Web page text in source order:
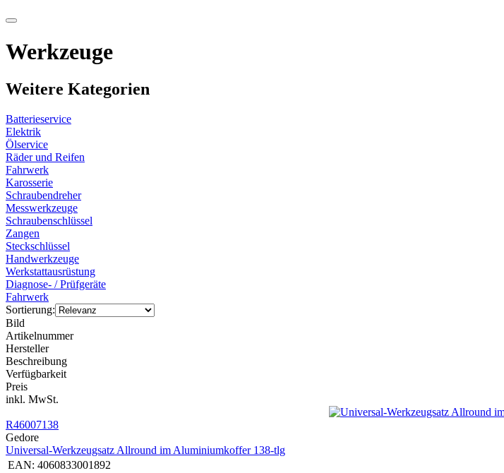
Werkzeuge
Weitere Kategorien
Batterieservice
Elektrik
Ölservice
Räder und Reifen
Fahrwerk
Karosserie
Schraubendreher
Messwerkzeuge
Schraubenschlüssel
Zangen
Steckschlüssel
Handwerkzeuge
Werkstattausrüstung
Diagnose- / Prüfgeräte
Fahrwerk
Sortierung:
Bild
Artikelnummer
Hersteller
Beschreibung
Verfügbarkeit
Preis
inkl. MwSt.
R46007138
Gedore
Universal-Werkzeugsatz Allround im Aluminiumkoffer 138-tlg
EAN: 4060833001892